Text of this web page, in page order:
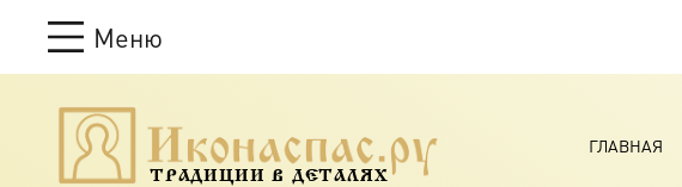
Меню
ТРАДИЦИИ В ДЕТАЛЯХ
ГЛАВНАЯ